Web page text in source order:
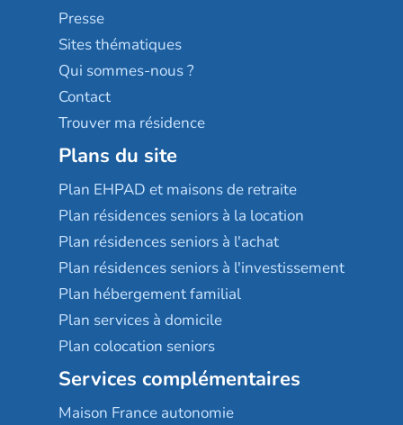
Sérénys
Résidences services Villa Médicis
Presse
Sites thématiques
Qui sommes-nous ?
Contact
Trouver ma résidence
Plans du site
Plan EHPAD et maisons de retraite
Plan résidences seniors à la location
Plan résidences seniors à l'achat
Plan résidences seniors à l'investissement
Plan hébergement familial
Plan services à domicile
Plan colocation seniors
Services complémentaires
Maison France autonomie